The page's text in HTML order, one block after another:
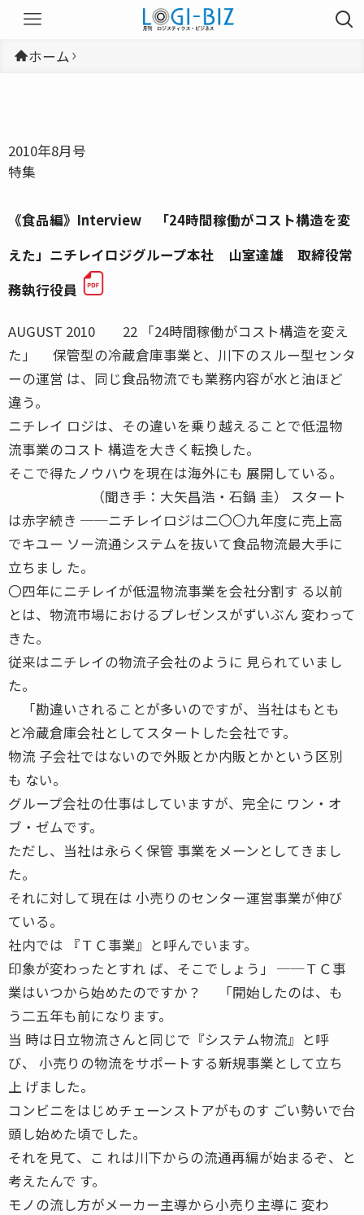
ホーム
2010年8月号
特集
《食品編》Interview 「24時間稼働がコスト構造を変
えた」ニチレイロジグループ本社 山室達雄 取締役常
務執行役員
AUGUST 2010 22 「24時間稼働がコスト構造を変え
た」 保管型の冷蔵倉庫事業と、川下のスルー型センタ
ーの運営 は、同じ食品物流でも業務内容が水と油ほど
違う。
ニチレイ ロジは、その違いを乗り越えることで低温物
流事業のコスト 構造を大きく転換した。
そこで得たノウハウを現在は海外にも 展開している。
（聞き手：大矢昌浩・石鍋 圭） スタート
は赤字続き ──ニチレイロジは二〇〇九年度に売上高
でキユー ソー流通システムを抜いて食品物流最大手に
立ちまし た。
〇四年にニチレイが低温物流事業を会社分割す る以前
とは、物流市場におけるプレゼンスがずいぶん 変わって
きた。
従来はニチレイの物流子会社のように 見られていまし
た。
「勘違いされることが多いのですが、当社はもとも
と冷蔵倉庫会社としてスタートした会社です。
物流 子会社ではないので外販とか内販とかという区別
も ない。
グループ会社の仕事はしていますが、完全に ワン・オ
ブ・ゼムです。
ただし、当社は永らく保管 事業をメーンとしてきまし
た。
それに対して現在は 小売りのセンター運営事業が伸び
ている。
社内では 『ＴＣ事業』と呼んでいます。
印象が変わったとすれ ば、そこでしょう」 ──ＴＣ事
業はいつから始めたのですか？ 「開始したのは、も
う二五年も前になります。
当 時は日立物流さんと同じで『システム物流』と呼
び、 小売りの物流をサポートする新規事業として立ち
上 げました。
コンビニをはじめチェーンストアがものす ごい勢いで台
頭し始めた頃でした。
それを見て、こ れは川下からの流通再編が始まるぞ、と
考えたんで す。
モノの流し方がメーカー主導から小売り主導に 変わ